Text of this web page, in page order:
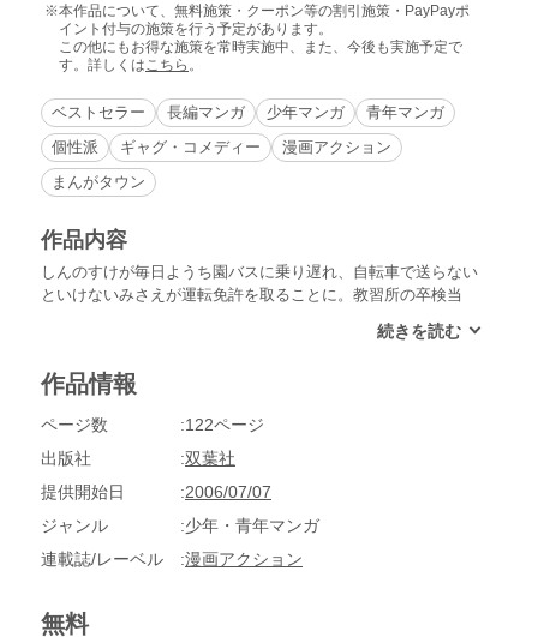
本作品について、無料施策・クーポン等の割引施策・PayPayポ
イント付与の施策を行う予定があります。
この他にもお得な施策を常時実施中、また、今後も実施予定で
す。詳しくは こちら 。
ベストセラー 長編マンガ 少年マンガ
青年マンガ
個性派
ギャグ・コメディー
漫画アクション
まんがタウン
作品内容
しんのすけが毎日ようち園バスに乗り遅れ、自転車で送らない
といけないみさえが運転免許を取ることに。教習所の卒検当
で無事合格することができた！そうして迎えたはじめてのよう
としんのすけ、いったいどうなる!?
作品情報
ページ数
122ページ
出版社
双葉社
提供開始日
2006/07/07
ジャンル
少年・青年マンガ
連載誌/レーベル
漫画アクション
無料